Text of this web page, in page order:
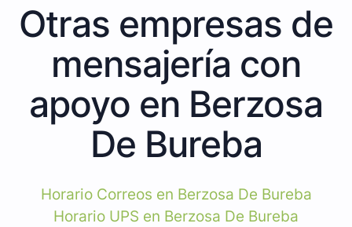
Otras empresas de
mensajería con
apoyo en Berzosa
De Bureba
Horario Correos en Berzosa De Bureba
Horario UPS en Berzosa De Bureba